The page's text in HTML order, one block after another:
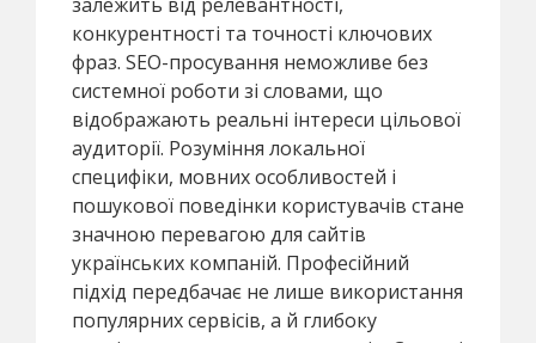
конкурентності та точності ключових
фраз. SEO-просування неможливе без
системної роботи зі словами, що
відображають реальні інтереси цільової
аудиторії. Розуміння локальної
специфіки, мовних особливостей і
пошукової поведінки користувачів стане
значною перевагою для сайтів
українських компаній. Професійний
підхід передбачає не лише використання
популярних сервісів, а й глибоку